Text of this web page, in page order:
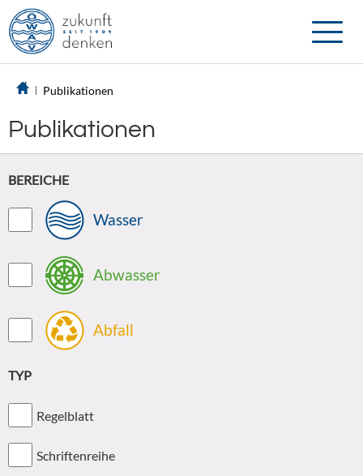
Toggle
Publikationen
Publikationen
BEREICHE
Wasser
Abwasser
Abfall
TYP
Regelblatt
Schriftenreihe